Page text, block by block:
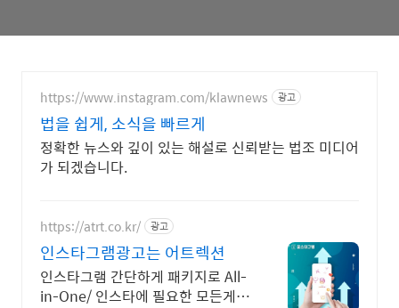
https://www.instagram.com/klawnews 광고
법을 쉽게, 소식을 빠르게
정확한 뉴스와 깊이 있는 해설로 신뢰받는 법조 미디어
가 되겠습니다.
https://atrt.co.kr/ 광고
인스타그램광고는 어트렉션
인스타그램 간단하게 패키지로 All-
in-One/ 인스타에 필요한 모든게